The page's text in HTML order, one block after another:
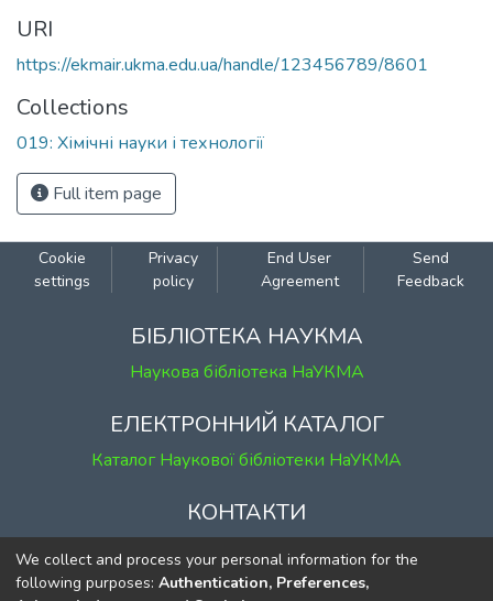
URI
https://ekmair.ukma.edu.ua/handle/123456789/8601
Collections
019: Хімічні науки і технології
Full item page
Cookie
settings
Privacy
policy
End User
Agreement
Send
Feedback
БІБЛІОТЕКА НАУКМА
Наукова бібліотека НаУКМА
ЕЛЕКТРОННИЙ КАТАЛОГ
Каталог Наукової бібліотеки НаУКМА
КОНТАКТИ
м. Київ, вул. Григорія Сковороди, 2
к. 1, к. 120
We collect and process your personal information for the
following purposes: Authentication, Preferences,